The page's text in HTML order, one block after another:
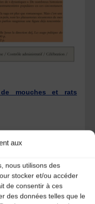
aux
nous utilisons des
stocker et/ou accéder
de consentir à ces
des données telles que le
de mouches et rats
(Allier),
la semaine n°72